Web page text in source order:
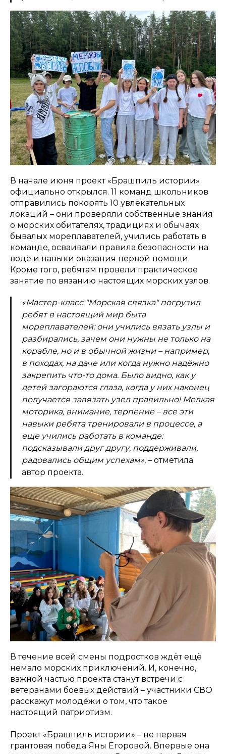
В начале июня проект «Брашпиль истории»
официально открылся. 11 команд школьников
отправились покорять 10 увлекательных
локаций – они проверяли собственные знания
о морских обитателях, традициях и обычаях
бывалых мореплавателей, учились работать в
команде, осваивали правила безопасности на
воде и навыки оказания первой помощи.
Кроме того, ребятам провели практическое
занятие по вязанию настоящих морских узлов.
«Мастер-класс "Морская связка" погрузил
ребят в настоящий мир быта
мореплавателей: они учились вязать узлы и
разбирались, зачем они нужны не только на
корабле, но и в обычной жизни – например,
в походах, на даче или когда нужно надёжно
закрепить что-то дома. Было видно, как у
детей загораются глаза, когда у них наконец
получается завязать узел правильно! Мелкая
моторика, внимание, терпение – все эти
навыки ребята тренировали в процессе, а
еще учились работать в команде:
подсказывали друг другу, поддерживали,
радовались общим успехам», – отметила
автор проекта.
В течение всей смены подростков ждёт ещё
немало морских приключений. И, конечно,
важной частью проекта станут встречи с
ветеранами боевых действий – участники СВО
расскажут молодёжи о том, что такое
настоящий патриотизм.
Проект «Брашпиль истории» – не первая
грантовая победа Яны Егоровой. Впервые она